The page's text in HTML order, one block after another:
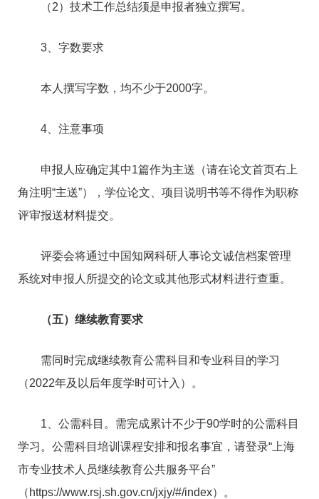
（2）技术工作总结须是申报者独立撰写。
3、字数要求
本人撰写字数，均不少于2000字。
4、注意事项
申报人应确定其中1篇作为主送（请在论文首页右上
角注明“主送”），学位论文、项目说明书等不得作为职称
评审报送材料提交。
评委会将通过中国知网科研人事论文诚信档案管理
系统对申报人所提交的论文或其他形式材料进行查重。
（五）继续教育要求
需同时完成继续教育公需科目和专业科目的学习
（2022年及以后年度学时可计入）。
1、公需科目。需完成累计不少于90学时的公需科目
学习。公需科目培训课程安排和报名事宜，请登录“上海
市专业技术人员继续教育公共服务平台”
（https://www.rsj.sh.gov.cn/jxjy/#/index）。